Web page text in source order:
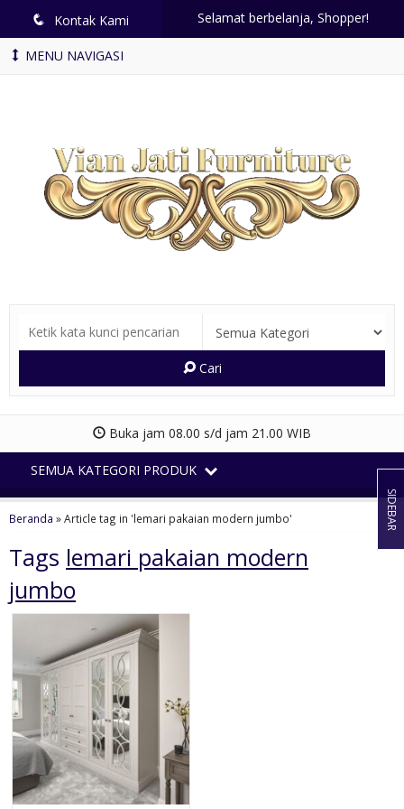
q Kontak Kami Selamat berbelanja, Shopper!
MENU NAVIGASI
Cari
Buka jam 08.00 s/d jam 21.00 WIB
SEMUA KATEGORI PRODUK
Beranda »Article tag in 'lemari pakaian modern jumbo'
Tags lemari pakaian modern
jumbo
SIDEBAR